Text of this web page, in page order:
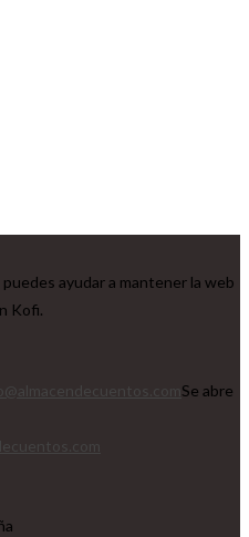
ayudar a mantener la web
Kofi.
Se abre